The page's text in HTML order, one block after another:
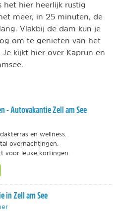
het hier heerlijk rustig
meer, in 25 minuten, de
Vlakbij de dam kun je
om te genieten van het
kijkt hier over Kaprun en
- Autovakantie Zell am See
en wellness.
overnachtingen.
voor leuke kortingen.
in Zell am See